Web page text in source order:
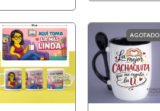
AGOTADO